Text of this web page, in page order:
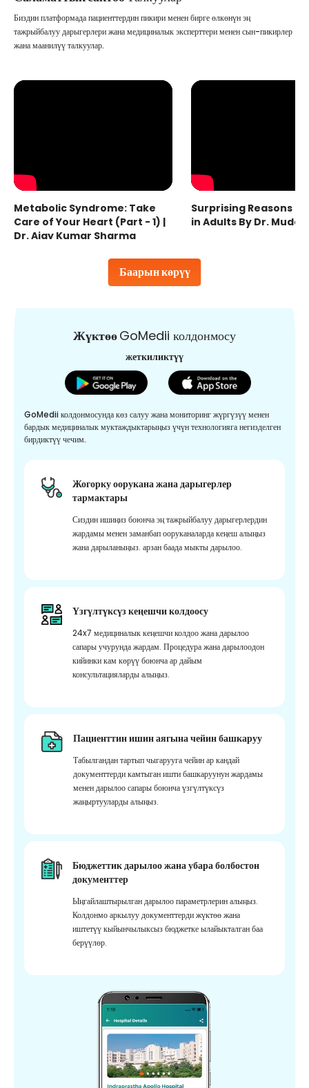
Баарын көрүү
Биздин платформада пациенттердин пикири менен бирге өлкөнүн эң
тажрыйбалуу дарыгерлери жана медициналык эксперттери менен сын-пикирлер
жана маанилүү талкуулар.
Metabolic Syndrome: Take
Care of Your Heart (Part - 1) |
Dr. Ajay Kumar Sharma
Surprising Reasons
in Adults By Dr.
ЖүктөөGoMedii колдонмосу
жеткиликтүү
GoMedii колдонмосунда көз салуу жана мониторинг жүргүзүү менен
бардык медициналык муктаждыктарыңыз үчүн технологияга негизделген
бирдиктүү чечим.
Жогорку оорукана жана дарыгерлер
тармактары
Сиздин ишиңиз боюнча эң тажрыйбалуу дарыгерлердин
жардамы менен заманбап ооруканаларда кеңеш алыңыз
жана дарыланыңыз. арзан баада мыкты дарылоо.
Үзгүлтүксүз кеңешчи колдоосу
24x7 медициналык кеңешчи колдоо жана дарылоо
сапары учурунда жардам. Процедура жана дарылоодон
кийинки кам көрүү боюнча ар дайым
консультацияларды алыңыз.
Пациенттин ишин аягына чейин башкаруу
Табылгандан тартып чыгарууга чейин ар кандай
документтерди камтыган ишти башкаруунун жардамы
менен дарылоо сапары боюнча үзгүлтүксүз
жаңыртууларды алыңыз.
Бюджеттик дарылоо жана убара болбостон
документтер
Ыңгайлаштырылган дарылоо параметрлерин алыңыз.
Колдонмо аркылуу документтерди жүктөө жана
иштетүү кыйынчылыксыз бюджетке ылайыкталган баа
берүүлөр.